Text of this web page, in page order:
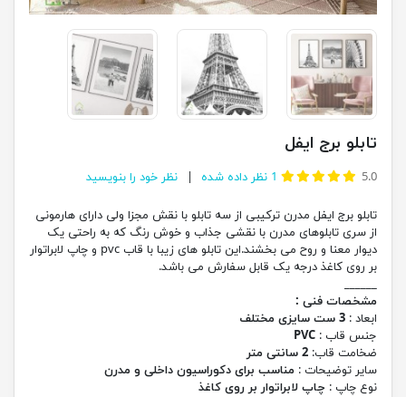
تابلو برج ایفل
5.0
1 نظر داده شده نظر خود را بنویسید
تابلو برج ایفل مدرن ترکیبی از سه تابلو با نقش مجزا ولی دارای هارمونی
از سری تابلوهای مدرن با نقشی جذاب و خوش رنگ که به راحتی یک
دیوار معنا و روح می بخشند.این تابلو های زیبا با قاب pvc و چاپ لابراتوار
بر روی کاغذ درجه یک قابل سفارش می باشد.
______
مشخصات فنی :
ابعاد : 3 ست سایزی مختلف
جنس قاب : PVC
ضخامت قاب: 2 سانتی متر
سایر توضیحات : مناسب برای دکوراسیون داخلی و مدرن
نوع چاپ : چاپ لابراتوار بر روی کاغذ